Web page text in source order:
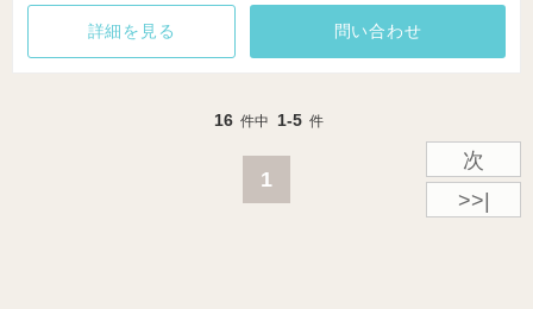
詳細を見る 問い合わせ
16 件中 1-5 件
1
次
>>|